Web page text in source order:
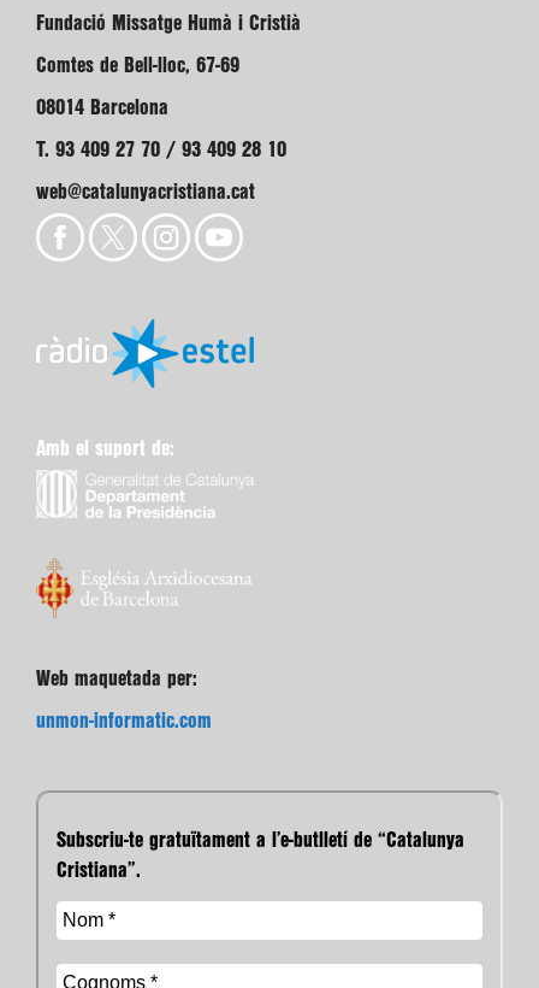
Fundació Missatge Humà i Cristià
Comtes de Bell-lloc, 67-69
08014 Barcelona
T. 93 409 27 70 / 93 409 28 10
web@catalunyacristiana.cat
Amb el suport de:
Web maquetada per:
unmon-informatic.com
Subscriu-te gratuïtament a l’e-butlletí de “Catalunya
Cristiana”.